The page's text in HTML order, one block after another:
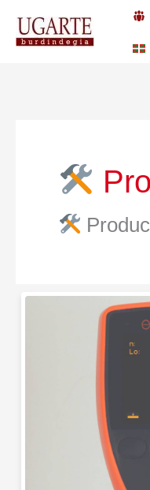
Elcometer
Medidor
espesor
pintura.